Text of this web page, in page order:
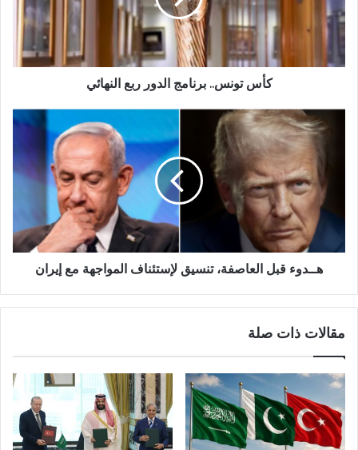
كأس تونس.. برنامج الدور ربع النهائي
هــدوء قبل العاصفة، تنسيق لإستئناف المواجهة مع إيران
مقالات ذات صلة